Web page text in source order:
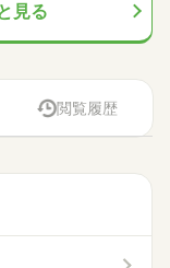
見る
閲覧履歴